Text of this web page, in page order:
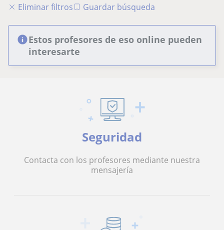
Eliminar filtros
Guardar búsqueda
Estos profesores de eso online pueden
interesarte
Seguridad
Contacta con los profesores mediante nuestra
mensajería